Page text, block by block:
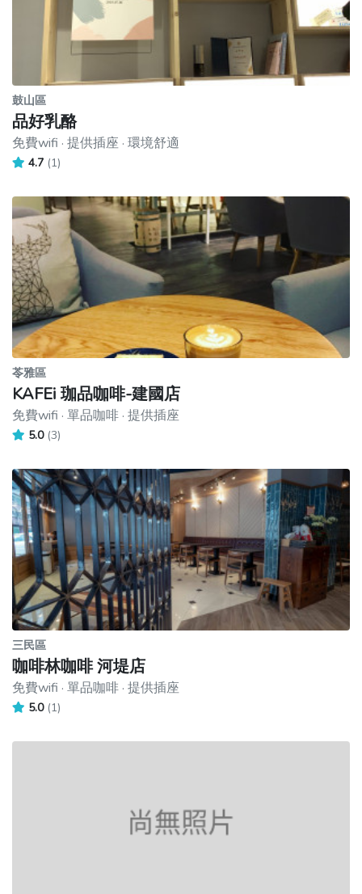
鼓山區
品好乳酪
免費wifi · 提供插座 · 環境舒適
4.7 (1)
苓雅區
KAFEi 珈品咖啡-建國店
免費wifi · 單品咖啡 · 提供插座
5.0 (3)
三民區
咖啡林咖啡 河堤店
免費wifi · 單品咖啡 · 提供插座
5.0 (1)